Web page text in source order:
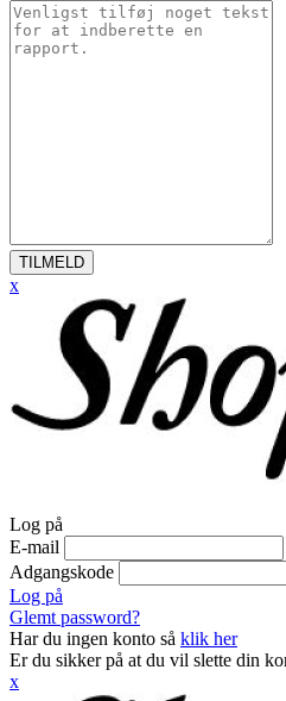
TILMELD
x
Log på
E-mail
Adgangskode
Log på
Glemt password?
Har du ingen konto så klik her
Er du sikker på at du vil slette din
x